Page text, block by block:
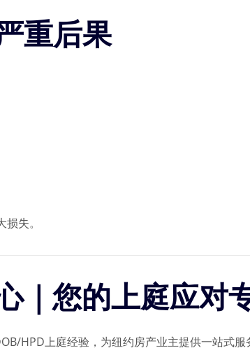
重后果
失。
｜您的上庭应对
HPD上庭经验，为纽约房产业主提供一站式服